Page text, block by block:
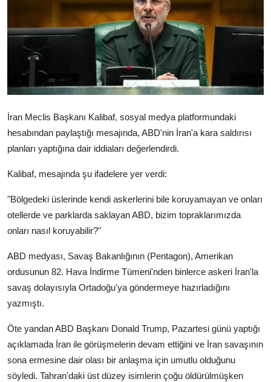
Türkçe
İran Meclis Başkanı Kalibaf, sosyal medya platformundaki
hesabından paylaştığı mesajında, ABD'nin İran'a kara saldırısı
planları yaptığına dair iddiaları değerlendirdi.
Kalibaf, mesajında şu ifadelere yer verdi:
"Bölgedeki üslerinde kendi askerlerini bile koruyamayan ve onları
otellerde ve parklarda saklayan ABD, bizim topraklarımızda
onları nasıl koruyabilir?"
ABD medyası, Savaş Bakanlığının (Pentagon), Amerikan
ordusunun 82. Hava İndirme Tümeni'nden binlerce askeri İran'la
savaş dolayısıyla Ortadoğu'ya göndermeye hazırladığını
yazmıştı.
Öte yandan ABD Başkanı Donald Trump, Pazartesi günü yaptığı
açıklamada İran ile görüşmelerin devam ettiğini ve İran savaşının
sona ermesine dair olası bir anlaşma için umutlu olduğunu
söyledi. Tahran'daki üst düzey isimlerin çoğu öldürülmüşken